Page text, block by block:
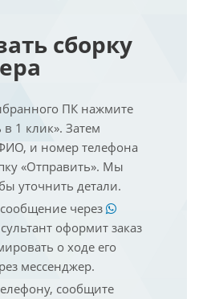
сборку
ПК нажмите
в 1 клик». Затем
и номер телефона
«Отправить». Мы
уточнить детали.
через
оформит заказ
о ходе его
мессенджер.
сообщите